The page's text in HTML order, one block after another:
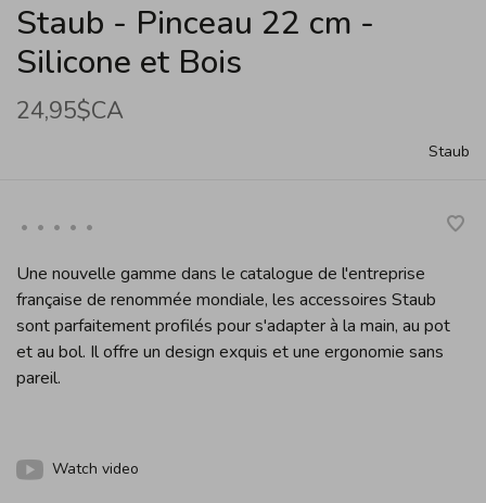
Staub - Pinceau 22 cm -
Silicone et Bois
24,95$CA
Staub
• • • • •
Une nouvelle gamme dans le catalogue de l'entreprise
française de renommée mondiale, les accessoires Staub
sont parfaitement profilés pour s'adapter à la main, au pot
et au bol. Il offre un design exquis et une ergonomie sans
pareil.
Watch video